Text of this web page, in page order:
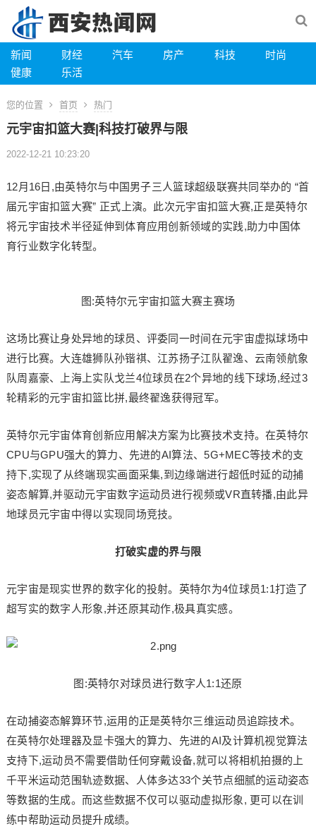
新闻 财经 汽车 房产 科技
时尚
健康
乐活
您的位置 首页 热门
元宇宙扣篮大赛|科技打破界与限
2022-12-21 10:23:20
12月16日,由英特尔与中国男子三人篮球超级联赛共同举办的 “首
届元宇宙扣篮大赛” 正式上演。此次元宇宙扣篮大赛,正是英特尔
将元宇宙技术半径延伸到体育应用创新领域的实践,助力中国体
育行业数字化转型。
图:英特尔元宇宙扣篮大赛主赛场
这场比赛让身处异地的球员、评委同一时间在元宇宙虚拟球场中
进行比赛。大连雄狮队孙锴祺、江苏扬子江队翟逸、云南领航象
队周嘉豪、上海上实队戈兰4位球员在2个异地的线下球场,经过3
轮精彩的元宇宙扣篮比拼,最终翟逸获得冠军。
英特尔元宇宙体育创新应用解决方案为比赛技术支持。在英特尔
CPU与GPU强大的算力、先进的AI算法、5G+MEC等技术的支
持下,实现了从终端现实画面采集,到边缘端进行超低时延的动捕
姿态解算,并驱动元宇宙数字运动员进行视频或VR直转播,由此异
地球员元宇宙中得以实现同场竞技。
打破实虚的界与限
元宇宙是现实世界的数字化的投射。英特尔为4位球员1:1打造了
超写实的数字人形象,并还原其动作,极具真实感。
图:英特尔对球员进行数字人1:1还原
在动捕姿态解算环节,运用的正是英特尔三维运动员追踪技术。
在英特尔处理器及显卡强大的算力、先进的AI及计算机视觉算法
支持下,运动员不需要借助任何穿戴设备,就可以将相机拍摄的上
千平米运动范围轨迹数据、人体多达33个关节点细腻的运动姿态
等数据的生成。而这些数据不仅可以驱动虚拟形象, 更可以在训
练中帮助运动员提升成绩。